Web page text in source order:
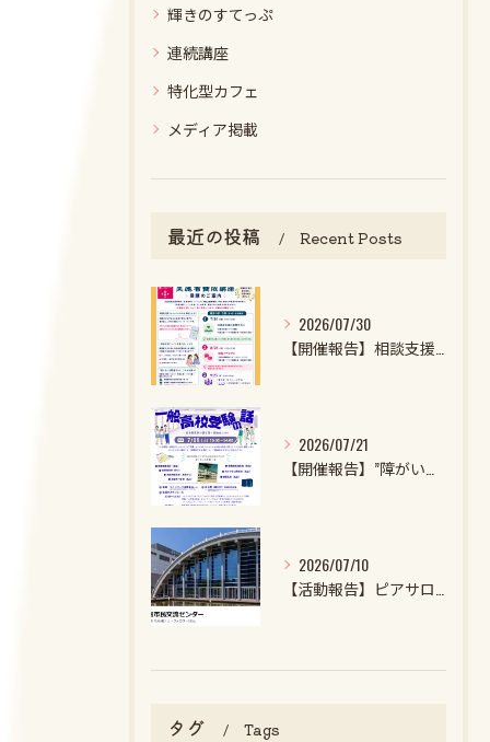
輝きのすてっぷ
連続講座
特化型カフェ
メディア掲載
最近の投稿 Recent Posts
2026/07/30
2026/07/21
2026/07/10
タグ Tags